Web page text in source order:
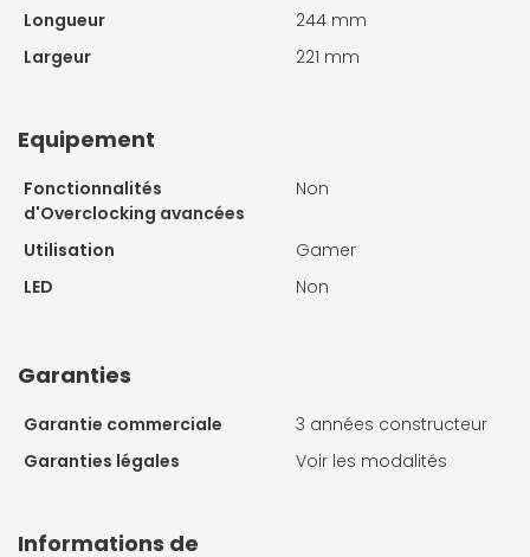
Longueur
244 mm
Largeur
221 mm
Equipement
Fonctionnalités
d'Overclocking avancées
Non
Utilisation
Gamer
LED
Non
Garanties
Garantie commerciale
3 années constructeur
Garanties légales
Voir les modalités
Informations de